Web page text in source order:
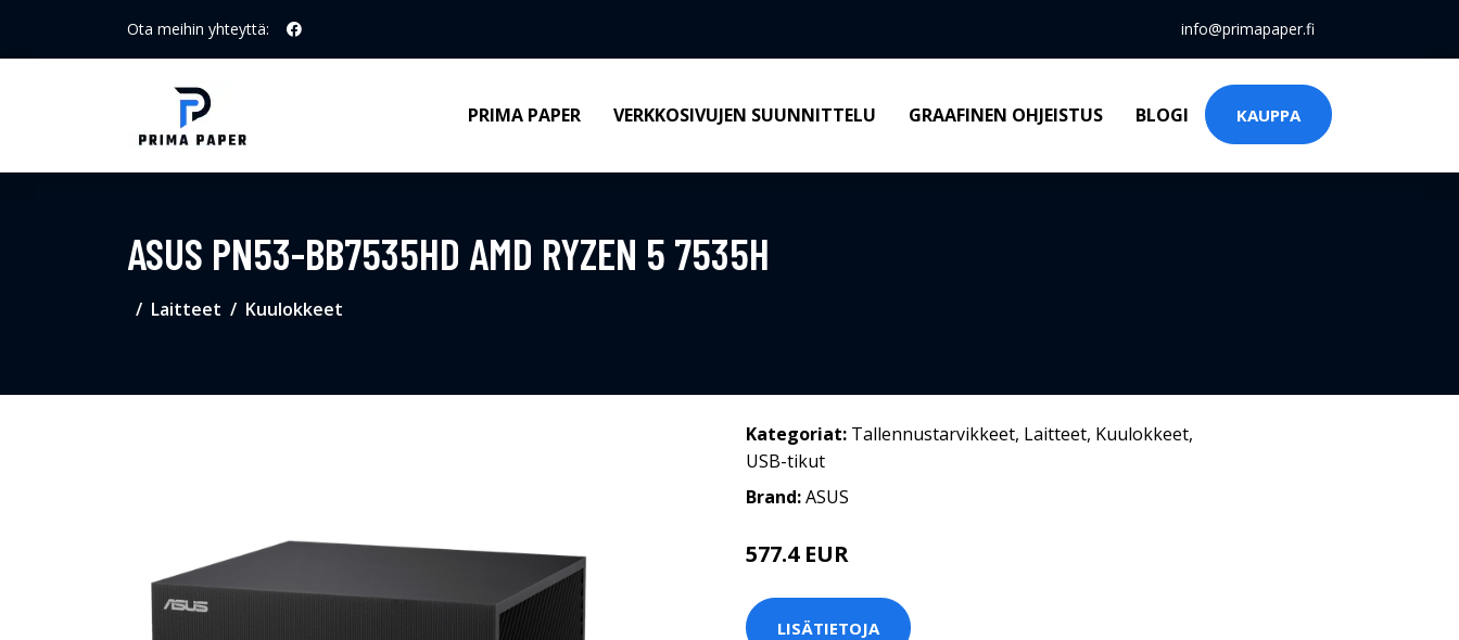
Ota meihin yhteyttä: info@primapaper.fi
PRIMA PAPER VERKKOSIVUJEN SUUNNITTELU GRAAFINEN OHJEISTUS BLOGI KAUPPA
ASUS PN53-BB7535HD AMD RYZEN 5 7535H
Laitteet Kuulokkeet
Kategoriat: Tallennustarvikkeet, Laitteet, Kuulokkeet,
USB-tikut
Brand:ASUS
577.4 EUR
LISÄTIETOJA